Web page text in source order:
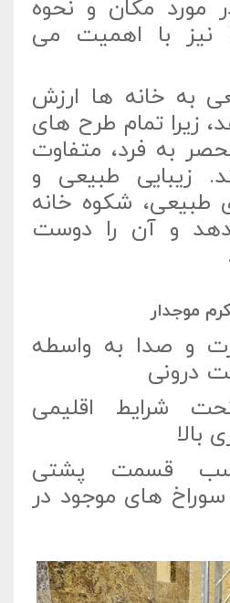
مورد مکان و نحوه
با اهمیت می
به خانه ها ارزش
زیرا تمام طرح های
به فرد، متفاوت
زیبایی طبیعی و
شکوه خانه
و آن را دوست
موجدار
و صدا به واسطه
درونی
شرایط اقلیمی
بالا
قسمت پشتی
های موجود در